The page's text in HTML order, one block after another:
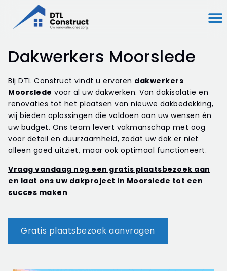
Dakwerkers Moorslede
Bij DTL Construct vindt u ervaren dakwerkers
Moorslede voor al uw dakwerken. Van dakisolatie en
renovaties tot het plaatsen van nieuwe dakbedekking,
wij bieden oplossingen die voldoen aan uw wensen én
uw budget. Ons team levert vakmanschap met oog
voor detail en duurzaamheid, zodat uw dak er niet
alleen goed uitziet, maar ook optimaal functioneert.
Vraag vandaag nog een gratis plaatsbezoek aan
en laat ons uw dakproject in Moorslede tot een
succes maken
Gratis plaatsbezoek aanvragen